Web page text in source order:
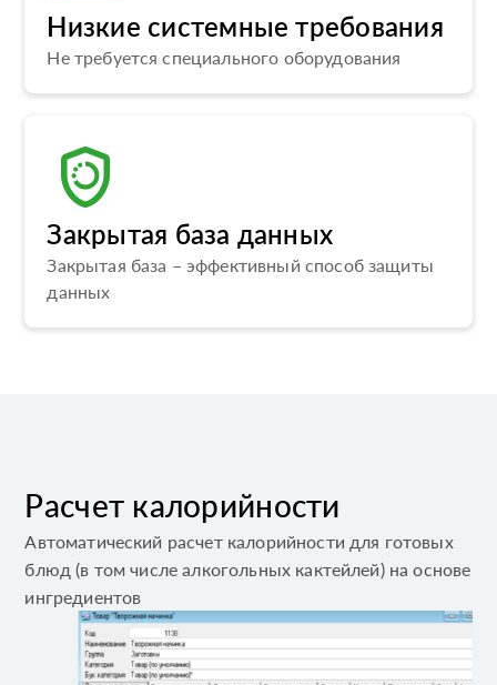
Низкие системные требования
Не требуется специального оборудования
Закрытая база данных
Закрытая база – эффективный способ защиты
данных
Расчет калорийности
Автоматический расчет калорийности для готовых
блюд (в том числе алкогольных кактейлей) на основе
ингредиентов